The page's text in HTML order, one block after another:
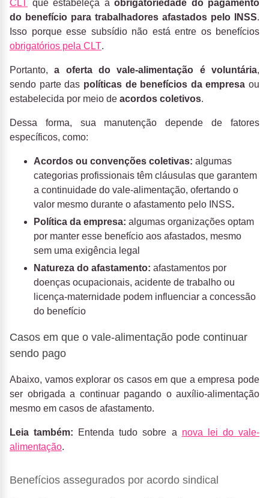
CLT que estabeleça a obrigatoriedade do pagamento
do benefício para trabalhadores afastados pelo INSS.
Isso porque esse subsídio não está entre os benefícios
obrigatórios pela CLT.
Portanto,a oferta do vale-alimentação é voluntária,
sendo parte das políticas de benefícios da empresa ou
estabelecida por meio de acordos coletivos.
Dessa forma, sua manutenção depende de fatores
específicos, como:
Acordos ou convenções coletivas: algumas
categorias profissionais têm cláusulas que garantem
a continuidade do vale-alimentação, ofertando o
valor mesmo durante o afastamento pelo INSS.
Política da empresa: algumas organizações optam
por manter esse benefício aos afastados, mesmo
sem uma exigência legal
Natureza do afastamento: afastamentos por
doenças ocupacionais, acidente de trabalho ou
licença-maternidade podem influenciar a concessão
do benefício
Casos em que o vale-alimentação pode continuar
sendo pago
Abaixo, vamos explorar os casos em que a empresa pode
ser obrigada a continuar pagando o auxílio-alimentação
mesmo em casos de afastamento.
Leia também: Entenda tudo sobre a nova lei do vale-
alimentação.
Benefícios assegurados por acordo sindical